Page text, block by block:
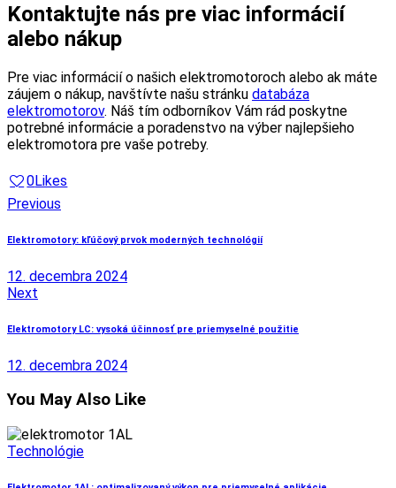
Kontaktujte nás pre viac informácií
alebo nákup
Pre viac informácií o našich elektromotoroch alebo ak máte
záujem o nákup, navštívte našu stránku databáza
elektromotorov. Náš tím odborníkov Vám rád poskytne
potrebné informácie a poradenstvo na výber najlepšieho
elektromotora pre vaše potreby.
0Likes
Navigácia
v
Previous
Elektromotory: kľúčový prvok moderných technológií
12. decembra 2024
Next
Elektromotory LC: vysoká účinnosť pre priemyselné použitie
12. decembra 2024
You May Also Like
Technológie